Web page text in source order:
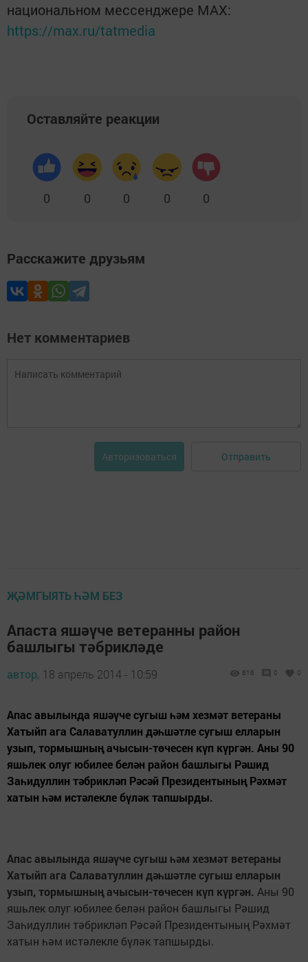
национальном мессенджере MАХ:
https://max.ru/tatmedia
Оставляйте реакции
0 0 0 0 0
Расскажите друзьям
Нет комментариев
Авторизоваться Отправить
ҖӘМГЫЯТЬ ҺӘМ БЕЗ
Апаста яшәүче ветеранны район
башлыгы тәбрикләде
автор, 18 апрель 2014 - 10:59 616 0 0
Апас авылында яшәүче сугыш һәм хезмәт ветераны
Хатыйп ага Салаватуллин дәһшәтле сугыш елларын
узып, тормышның ачысын-төчесен күп күргән. Аны 90
яшьлек олуг юбилее белән район башлыгы Рәшид
Заһидуллин тәбрикләп Рәсәй Президентының Рәхмәт
хатын һәм истәлекле бүләк тапшырды.
Апас авылында яшәүче сугыш һәм хезмәт ветераны
Хатыйп ага Салаватуллин дәһшәтле сугыш елларын
узып, тормышның ачысын-төчесен күп күргән. Аны 90
яшьлек олуг юбилее белән район башлыгы Рәшид
Заһидуллин тәбрикләп Рәсәй Президентының Рәхмәт
хатын һәм истәлекле бүләк тапшырды.